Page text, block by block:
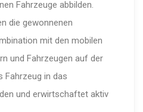
Fahrzeuge abbilden.
die gewonnenen
mit den mobilen
und Fahrzeugen auf der
Fahrzeug in das
und erwirtschaftet aktiv